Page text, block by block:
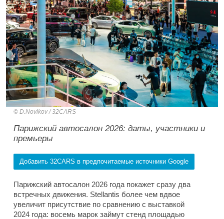
D.Novikov / 32CARS
Парижский автосалон 2026: даты, участники и
премьеры
Добавить 32CARS в предпочитаемые источники Google
Парижский автосалон 2026 года покажет сразу два
встречных движения. Stellantis более чем вдвое
увеличит присутствие по сравнению с выставкой
2024 года: восемь марок займут стенд площадью